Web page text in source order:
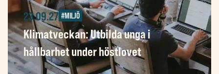
23.09.27 #MILJÖ
Klimatveckan: Utbilda unga i
hållbarhet under höstlovet